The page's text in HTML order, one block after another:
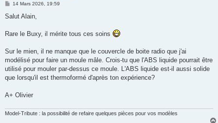
M
s
g
14 Mars 2026, 19:59
Salut Alain,
Rare le Buxy, il mérite tous ces soins
Sur le mien, il ne manque que le couvercle de boite radio que j'ai
modélisé pour faire un moule mâle. Crois-tu que l'ABS liquide pourrait être
utilisé pour mouler par-dessus ce moule. L'ABS liquide est-il aussi solide
que lorsqu'il est thermoformé d'après ton expérience?
A+ Olivier
Model-Tribute : la possibilité de refaire quelques pièces pour vos modèles